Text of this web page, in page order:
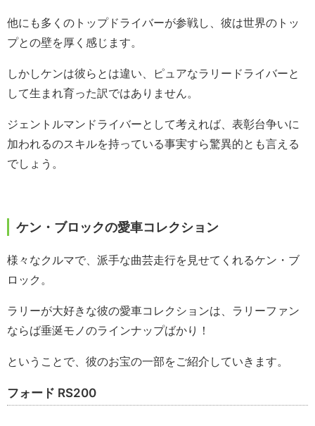
他にも多くのトップドライバーが参戦し、彼は世界のトッ
プとの壁を厚く感じます。
しかしケンは彼らとは違い、ピュアなラリードライバーと
して生まれ育った訳ではありません。
ジェントルマンドライバーとして考えれば、表彰台争いに
加われるのスキルを持っている事実すら驚異的とも言える
でしょう。
ケン・ブロックの愛車コレクション
様々なクルマで、派手な曲芸走行を見せてくれるケン・ブ
ロック。
ラリーが大好きな彼の愛車コレクションは、ラリーファン
ならば垂涎モノのラインナップばかり！
ということで、彼のお宝の一部をご紹介していきます。
フォード RS200